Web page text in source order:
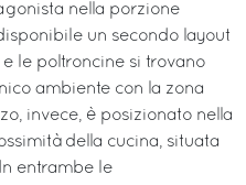
nella porzione
un secondo layout
le poltroncine si trovano
ambiente con la zona
invece, è posizionato nella
della cucina, situata
entrambe le